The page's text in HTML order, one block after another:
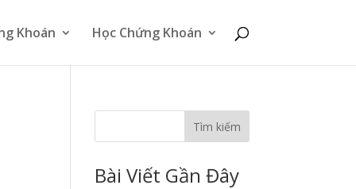
Khoán Học Chứng Khoán
Tìm kiếm
Bài Viết Gần Đây